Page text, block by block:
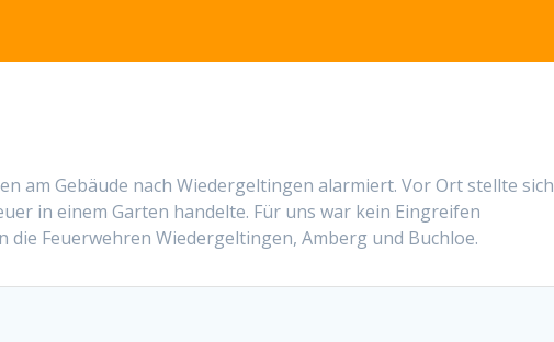
am Gebäude nach Wiedergeltingen alarmiert. Vor Ort stellte sich
in einem Garten handelte. Für uns war kein Eingreifen
die Feuerwehren Wiedergeltingen, Amberg und Buchloe.